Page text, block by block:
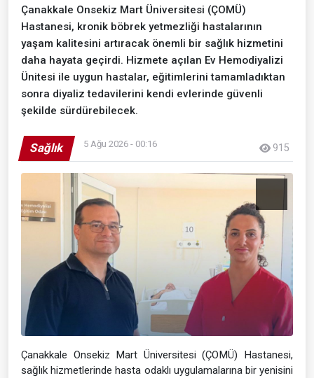
Çanakkale Onsekiz Mart Üniversitesi (ÇOMÜ)
Hastanesi, kronik böbrek yetmezliği hastalarının
yaşam kalitesini artıracak önemli bir sağlık hizmetini
daha hayata geçirdi. Hizmete açılan Ev Hemodiyalizi
Ünitesi ile uygun hastalar, eğitimlerini tamamladıktan
sonra diyaliz tedavilerini kendi evlerinde güvenli
şekilde sürdürebilecek.
Sağlık 5 Ağu 2026 - 00:16 915
Çanakkale Onsekiz Mart Üniversitesi (ÇOMÜ) Hastanesi,
sağlık hizmetlerinde hasta odaklı uygulamalarına bir yenisini